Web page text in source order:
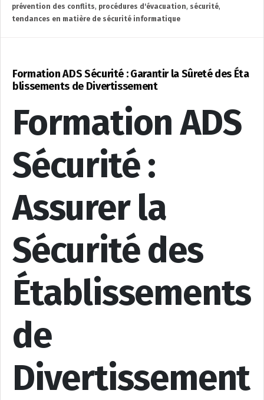
prévention des conflits, procédures d'évacuation, sécurité,
tendances en matière de sécurité informatique
Formation ADS Sécurité : Garantir la Sûreté des Éta
blissements de Divertissement
Formation ADS
Sécurité :
Assurer la
Sécurité des
Établissements
de
Divertissement